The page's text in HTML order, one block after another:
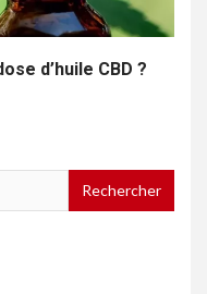
d’huile CBD ?